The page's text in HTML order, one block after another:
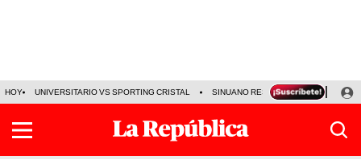
HOY UNIVERSITARIO VS SPORTING CRISTAL SINUANO RESULTADOS HOY